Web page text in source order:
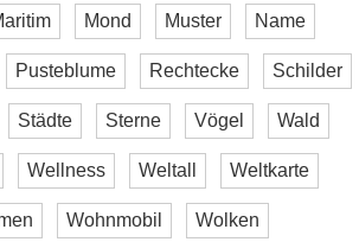
Mond Muster Name
Pusteblume Rechtecke Schilder
Städte Sterne Vögel Wald
Wellness Weltall Weltkarte
Wohnmobil Wolken